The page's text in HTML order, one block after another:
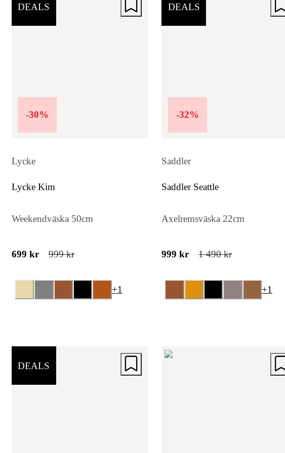
DEALS
-30%
Lycke
Lycke Kim
Weekendväska 50cm
699 kr 999 kr
+1
DEALS
-32%
Saddler
Saddler Seattle
Axelremsväska 22cm
999 kr 1 490 kr
+1
DEALS